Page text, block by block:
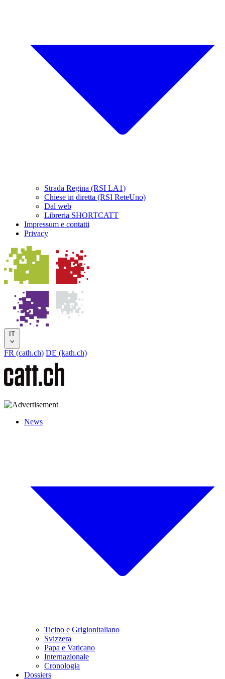
Strada Regina (RSI LA1)
Chiese in diretta (RSI ReteUno)
Dal web
Libreria SHORTCATT
Impressum e contatti
Privacy
IT
FR (cath.ch) DE (kath.ch)
News
Ticino e Grigionitaliano
Svizzera
Papa e Vaticano
Internazionale
Cronologia
Dossiers